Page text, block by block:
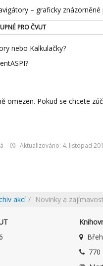
– graficky
PRO ČVUT
nebo Kalkulačky?
omezen. Pokud se chcete
Aktualizováno: 4. listopad
akcí Novinky a
770